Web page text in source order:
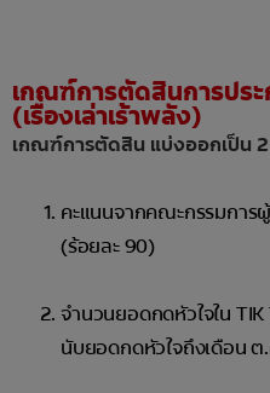
เกณฑ์การตัดสินการประ
(เรื่องเล่าเร้าพลัง)
เกณฑ์การตัดสิน แบ่งออกเป็น
คะแนนจากคณะกรรมกา
(ร้อยละ 90)
จำนวนยอดกดหัวใจใน TIK
นับยอดกดหัวใจถึงเดือน ต